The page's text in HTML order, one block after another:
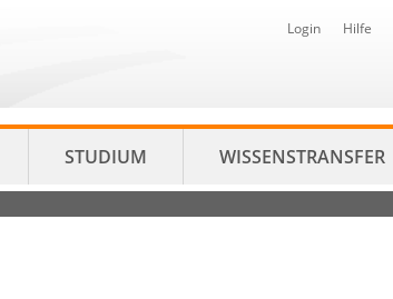
Login Hilfe
STUDIUM WISSENSTRANSFER